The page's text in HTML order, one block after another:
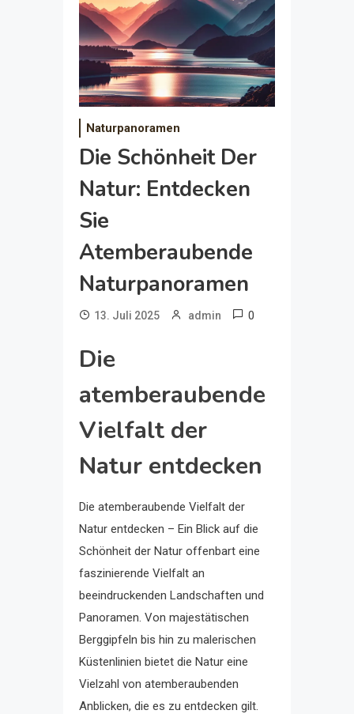
Naturpanoramen
Die Schönheit Der
Natur: Entdecken
Sie
Atemberaubende
Naturpanoramen
13. Juli 2025 admin 0
Die
atemberaubende
Vielfalt der
Natur entdecken
Die atemberaubende Vielfalt der
Natur entdecken – Ein Blick auf die
Schönheit der Natur offenbart eine
faszinierende Vielfalt an
beeindruckenden Landschaften und
Panoramen. Von majestätischen
Berggipfeln bis hin zu malerischen
Küstenlinien bietet die Natur eine
Vielzahl von atemberaubenden
Anblicken, die es zu entdecken gilt.